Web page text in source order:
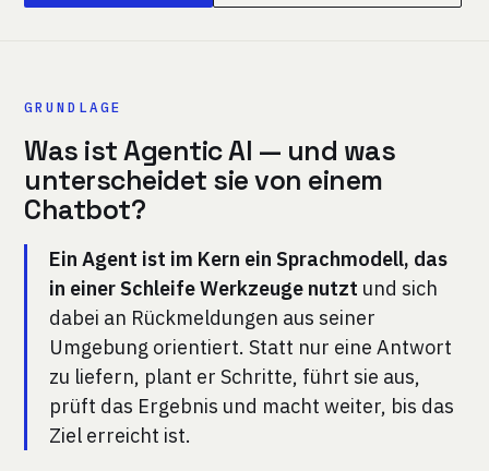
GRUNDLAGE
Was ist Agentic AI — und was
unterscheidet sie von einem
Chatbot?
Ein Agent ist im Kern ein Sprachmodell, das
in einer Schleife Werkzeuge nutzt und sich
dabei an Rückmeldungen aus seiner
Umgebung orientiert. Statt nur eine Antwort
zu liefern, plant er Schritte, führt sie aus,
prüft das Ergebnis und macht weiter, bis das
Ziel erreicht ist.